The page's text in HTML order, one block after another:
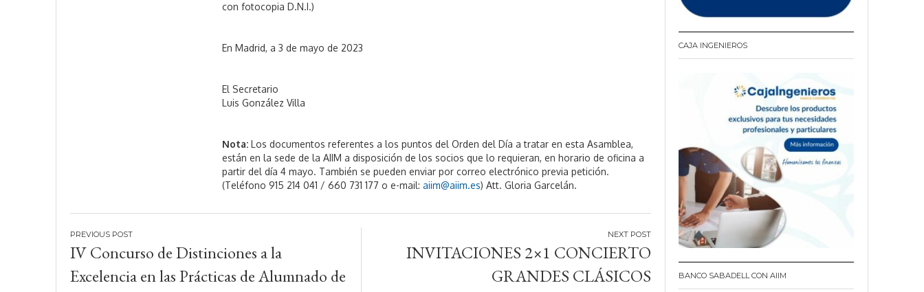
con fotocopia D.N.I.)
En Madrid, a 3 de mayo de 2023
El Secretario
Luis González Villa
Nota: Los documentos referentes a los puntos del Orden del Día a tratar en esta Asamblea,
están en la sede de la AIIM a disposición de los socios que lo requieran, en horario de oficina a
partir del día 4 mayo. También se pueden enviar por correo electrónico previa petición.
(Teléfono 915 214 041 / 660 731 177 o e-mail:aiim@aiim.es) Att. Gloria Garcelán.
Navegación
de
entradas
IV Concurso de Distinciones a la
Excelencia en las Prácticas de Alumnado de
INVITACIONES 2×1 CONCIERTO
GRANDES CLÁSICOS
CAJA INGENIEROS
BANCO SABADELL CON AIIM